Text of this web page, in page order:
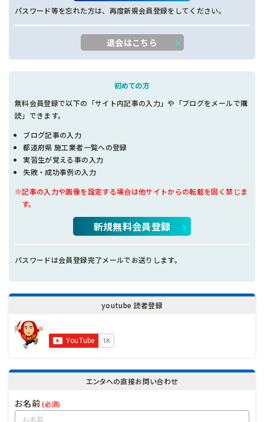
パスワード等を忘れた方は、再度新規会員登録をしてください。
退会はこちら
初めての方
無料会員登録で以下の「サイト内記事の入力」や「ブログをメールで購
読」できます。
ブログ記事の入力
都道府県 施工業者一覧への登録
実習生が覚える事の入力
失敗・成功事例の入力
※記事の入力や画像を設定する場合は他サイトからの転載を固く禁じま
す。
新規無料会員登録
パスワードは会員登録完了メールでお送りします。
youtube 読者登録
エンタへの直接お問い合わせ
お名前(必須)